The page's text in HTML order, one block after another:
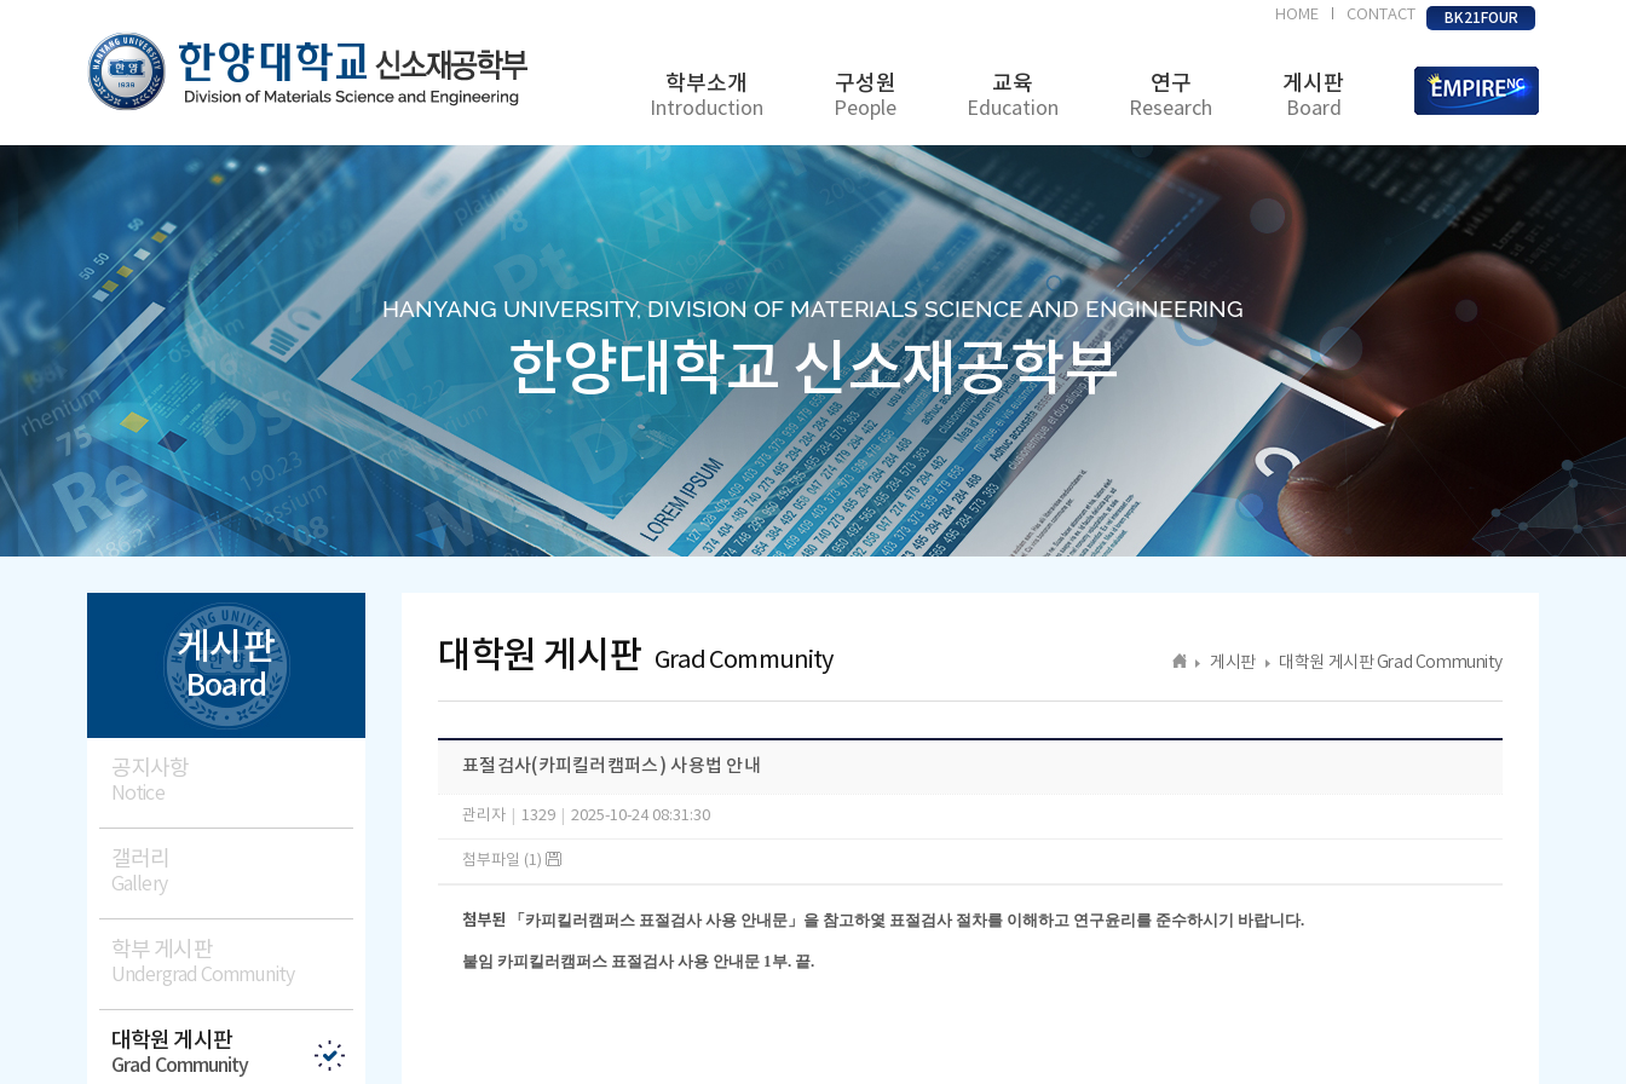
HOME CONTACT BK21FOUR
학부소개
Introduction
구성원
People
교육
Education
연구
Research
게시판
Board
HANYANG UNIVERSITY, DIVISION OF MATERIALS SCIENCE AND ENGINEERING
한양대학교 신소재공학부
게시판
Board
공지사항
Notice
갤러리
Gallery
학부 게시판
Undergrad Community
대학원 게시판
Grad Community
대학원 게시판 Grad Community 게시판 대학원 게시판 Grad Community
표절검사(카피킬러캠퍼스) 사용법 안내
관리자 1329 2025-10-24 08:31:30
첨부파일 (1)
첨부된 「카피킬러캠퍼스 표절검사 사용 안내문」을 참고하옃 표절검사 절차를 이해하고 연구윤리를 준수하시기 바랍니다.
붙임 카피킬러캠퍼스 표절검사 사용 안내문 1부. 끝.